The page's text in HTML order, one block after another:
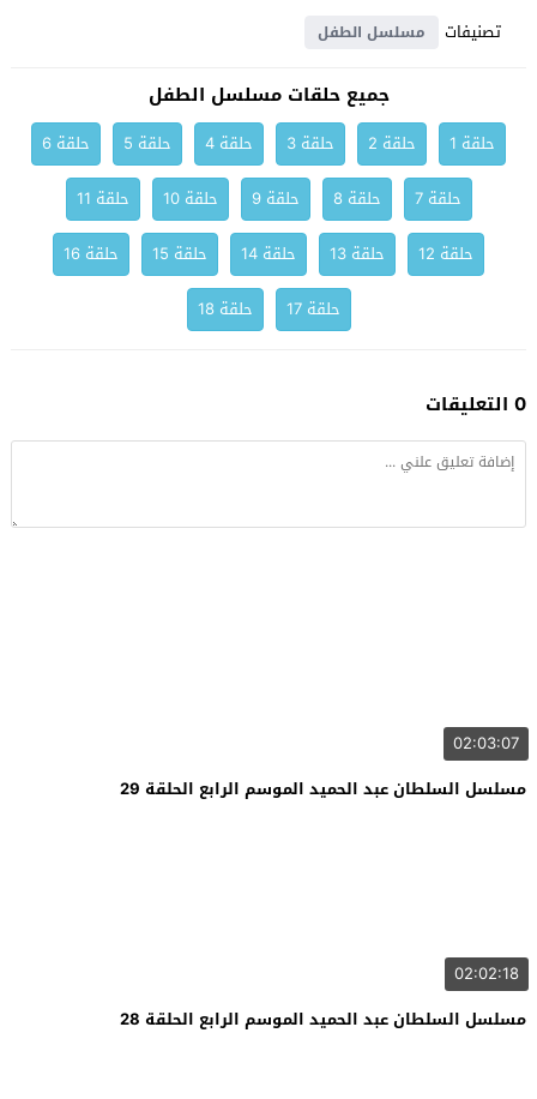
تصنيفات
مسلسل الطفل
جميع حلقات مسلسل الطفل
حلقة 1 حلقة 2 حلقة 3 حلقة 4 حلقة 5
حلقة 6
حلقة 7
حلقة 8 حلقة 9 حلقة 10
حلقة 11
حلقة 12
حلقة 13 حلقة 14 حلقة 15
حلقة 16
حلقة 17
حلقة 18
0 التعليقات
02:03:07
مسلسل السلطان عبد الحميد الموسم الرابع الحلقة 29
02:02:18
مسلسل السلطان عبد الحميد الموسم الرابع الحلقة 28